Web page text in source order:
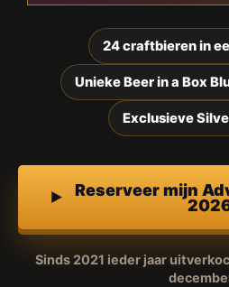
24 craftbieren in
Unieke Beer in a Box
Exclusieve
Reserveer mijn
Sinds 2021 ieder jaar